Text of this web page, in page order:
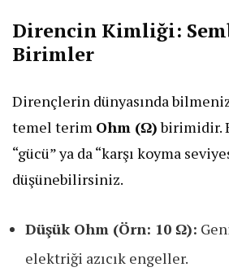
​Direncin Kimliği:
Birimler
​Dirençlerin dünyasında
temel terim Ohm (Ω)birimidir.
“gücü” ya da “karşı koyma
düşünebilirsiniz.
Düşük Ohm (Örn: 10 Ω):
elektriği azıcık engeller.